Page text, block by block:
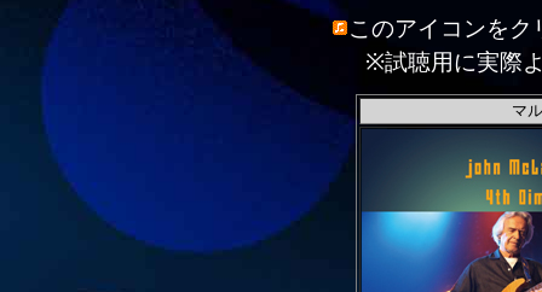
このアイコンを
※試聴用に実際
マ